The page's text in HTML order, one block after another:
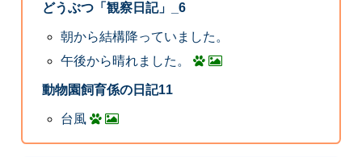
どうぶつ「観察日記」_6
朝から結構降っていました。
午後から晴れました。
動物園飼育係の日記11
台風